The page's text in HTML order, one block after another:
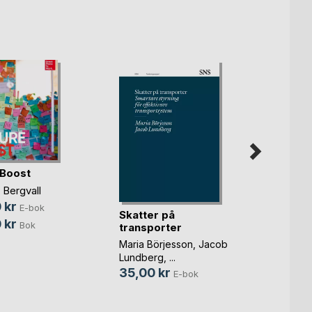
kr E-bok
kr Bok
Skatter på
transporter
Maria Börjesson, Jacob
Lundberg, ...
35,00 kr E-bok